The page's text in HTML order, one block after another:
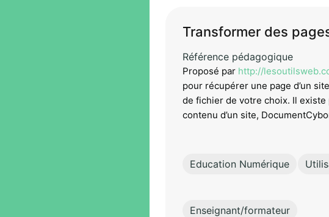
Transformer des
Référence pédagogique
Proposé par http://
pour récupérer une page d’un
de fichier de votre choix. Il existe
contenu d’un site,
Education Numérique
Enseignant/formateur